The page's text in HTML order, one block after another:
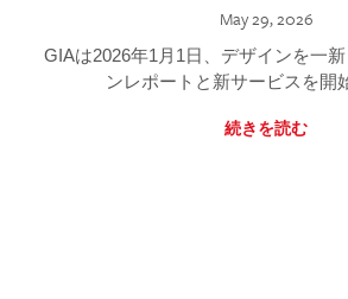
May 29, 2026
GIAは2026年1月1日、デザインを一
ンレポートと新サービスを開
続きを読む